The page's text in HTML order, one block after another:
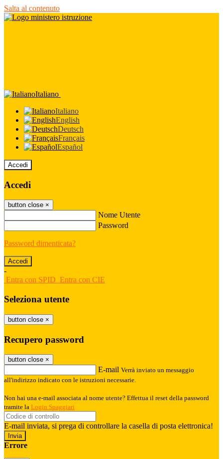
Salta al contenuto
Italiano
Italiano
English
Deutsch
Français
Español
Accedi
Accedi
button close ×
Nome Utente
Password
Password dimenticata?
-
Entra con SPID Entra con CIE
Seleziona utente
button close ×
Recupero password
button close ×
E-mail Verrà inviato un messaggio
all'indirizzo indicato con le istruzioni necessarie.
Non hai una e-mail associata al nome utente? Effettua il reset della password
tramite la Login Spaggiari
E-mail inviata, si prega di controllare la casella di posta elettronica!
Errore